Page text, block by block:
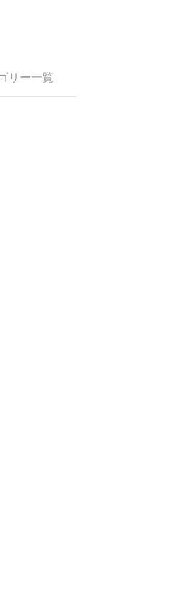
リー一覧